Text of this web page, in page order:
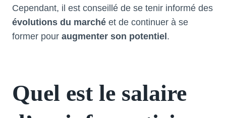
Cependant, il est conseillé de se tenir informé des
évolutions du marché et de continuer à se
former pour augmenter son potentiel .
Quel est le salaire